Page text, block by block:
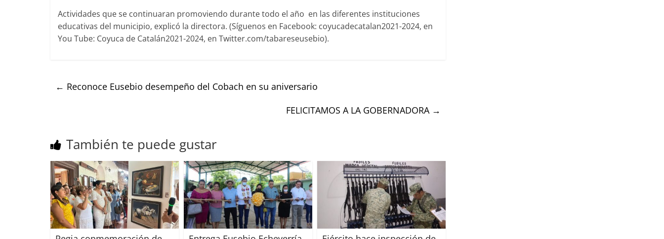
Actividades que se continuaran promoviendo durante todo el año en las diferentes instituciones
educativas del municipio, explicó la directora. (Síguenos en Facebook: coyucadecatalan2021-2024, en
You Tube: Coyuca de Catalán2021-2024, en Twitter.com/tabareseusebio).
← Reconoce Eusebio desempeño del Cobach en su aniversario
FELICITAMOS A LA GOBERNADORA →
También te puede gustar